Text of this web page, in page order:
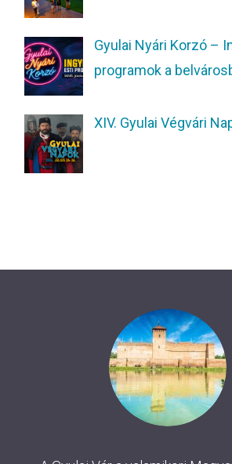
Gyulai Nyári Korzó –
programok a
XIV. Gyulai Végvári